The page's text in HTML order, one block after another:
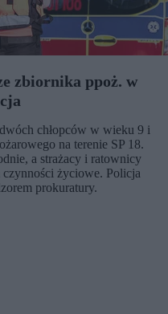
zbiornika ppoż. w
chłopców w wieku 9 i
na terenie SP 18.
a strażacy i ratownicy
życiowe. Policja
prokuratury.